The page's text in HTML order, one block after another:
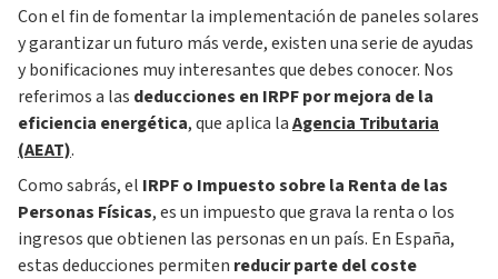
Con el fin de fomentar la implementación de paneles solares
y garantizar un futuro más verde, existen una serie de ayudas
y bonificaciones muy interesantes que debes conocer. Nos
referimos a las deducciones en IRPF por mejora de la
eficiencia energética, que aplica laAgencia Tributaria
(AEAT).
Como sabrás, el IRPF o Impuesto sobre la Renta de las
Personas Físicas, es un impuesto que grava la renta o los
ingresos que obtienen las personas en un país. En España,
estas deducciones permiten reducir parte del coste